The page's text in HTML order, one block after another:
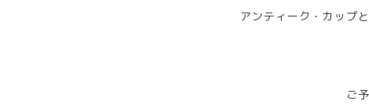
アンティーク・カップ
ご